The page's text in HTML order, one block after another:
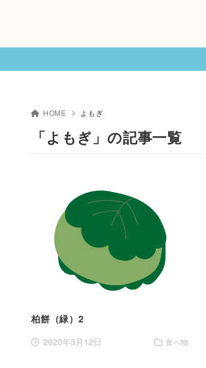
HOME よもぎ
「よもぎ」の記事一覧
柏餅（緑）2
2020年3月12日 食べ物